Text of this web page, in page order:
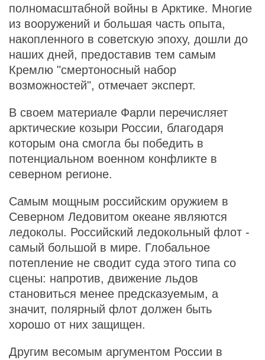
полномасштабной войны в Арктике. Многие
из вооружений и большая часть опыта,
накопленного в советскую эпоху, дошли до
наших дней, предоставив тем самым
Кремлю "смертоносный набор
возможностей", отмечает эксперт.
В своем материале Фарли перечисляет
арктические козыри России, благодаря
которым она смогла бы победить в
потенциальном военном конфликте в
северном регионе.
Самым мощным российским оружием в
Северном Ледовитом океане являются
ледоколы. Российский ледокольный флот -
самый большой в мире. Глобальное
потепление не сводит суда этого типа со
сцены: напротив, движение льдов
становиться менее предсказуемым, а
значит, полярный флот должен быть
хорошо от них защищен.
Другим весомым аргументом России в